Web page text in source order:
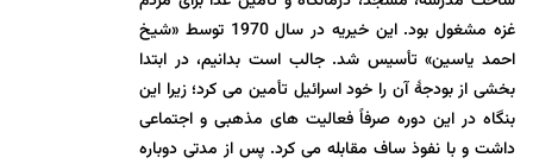
غزه مشغول بود. این خیریه در سال 1970 توسط «شیخ
احمد یاسین» تأسیس شد. جالب است بدانیم، در ابتدا
بخشی از بودجۀ آن را خود اسرائیل تأمین می کرد؛ زیرا این
بنگاه در این دوره صرفاً فعالیت های مذهبی و اجتماعی
داشت و با نفوذ ساف مقابله می کرد. پس از مدتی دوباره